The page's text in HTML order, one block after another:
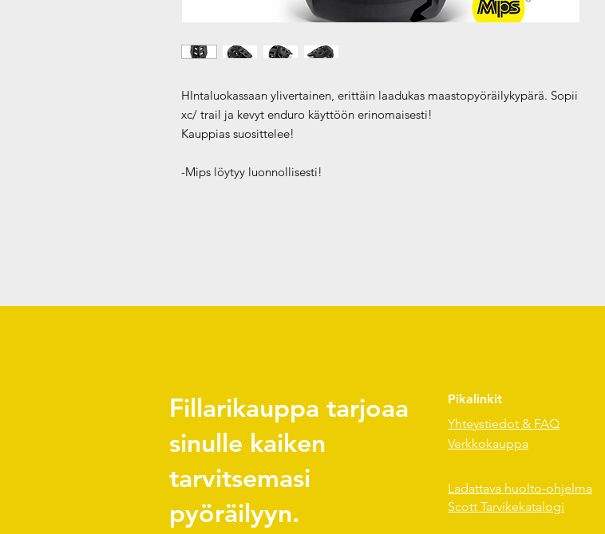
HIntaluokassaan ylivertainen, erittäin laadukas maastopyöräilykypärä. Sopii
xc/ trail ja kevyt enduro käyttöön erinomaisesti!
Kauppias suosittelee!
-Mips löytyy luonnollisesti!
Fillarikauppa tarjoaa
sinulle kaiken
tarvitsemasi
pyöräilyyn.
Pikalinkit
Yhteystiedot & FAQ
Verkkokauppa
Ladattava huolto-ohjelma
Scott Tarvikekatalogi